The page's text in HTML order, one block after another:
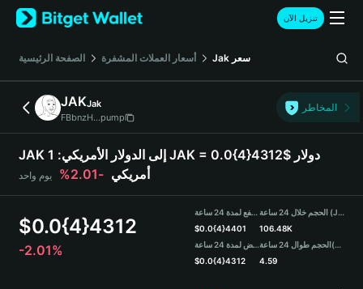
English
日本語
Русский
Español (Latinoamérica)
Türkçe
Deutsch
简体中文
Português (Portugal)
Bahasa Indonesia
تنزيل الآن
الصفحة الرئيسية أسعار العملات المشفرة Jak سعر
JAKJak
FBbnzH...pump
المخاطر
JAK إلى الدولار الأمريكي: 1 JAK = 0.0{4}4312$ دولار
أمريكي -2.01% يوم واحد
$0.0{4}4312
-2.01%
مرتفع لمدة 24 ساعة
$0.0{4}4401
منخفض لمدة 24 ساعة
$0.0{4}4312
الحجم خلال 24 ساعة (JAK)
106.48K
الحجم طوال 24 ساعة(USDT)
4.59